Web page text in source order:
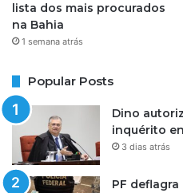
lista dos mais procurados
na Bahia
1 semana atrás
Popular Posts
Dino
inquérito
3 dias atrás
PF